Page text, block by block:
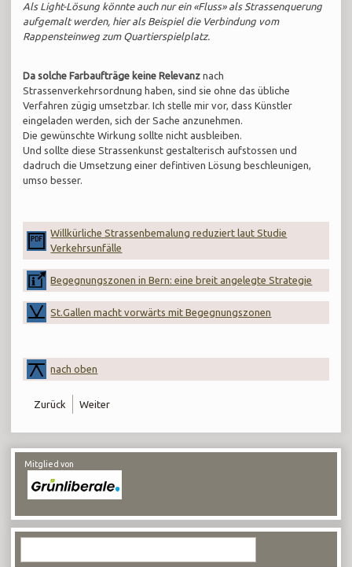
Als Light-Lösung könnte auch nur ein «Fluss» als Strassenquerung
aufgemalt werden, hier als Beispiel die Verbindung vom
Rappensteinweg zum Quartierspielplatz.
Da solche Farbaufträge keine Relevanz nach
Strassenverkehrsordnung haben, sind sie ohne das übliche
Verfahren zügig umsetzbar. Ich stelle mir vor, dass Künstler
eingeladen werden, sich der Sache anzunehmen.
Die gewünschte Wirkung sollte nicht ausbleiben.
Und sollte diese Strassenkunst gestalterisch aufstossen und
dadruch die Umsetzung einer defintiven Lösung beschleunigen,
umso besser.
Willkürliche Strassenbemalung reduziert laut Studie
Verkehrsunfälle
Begegnungszonen in Bern: eine breit angelegte Strategie
St.Gallen macht vorwärts mit Begegnungszonen
nach oben
Zurück Weiter
Mitglied von